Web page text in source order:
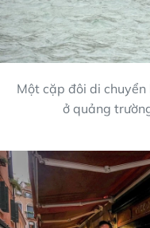
Một cặp đôi di
ở quảng